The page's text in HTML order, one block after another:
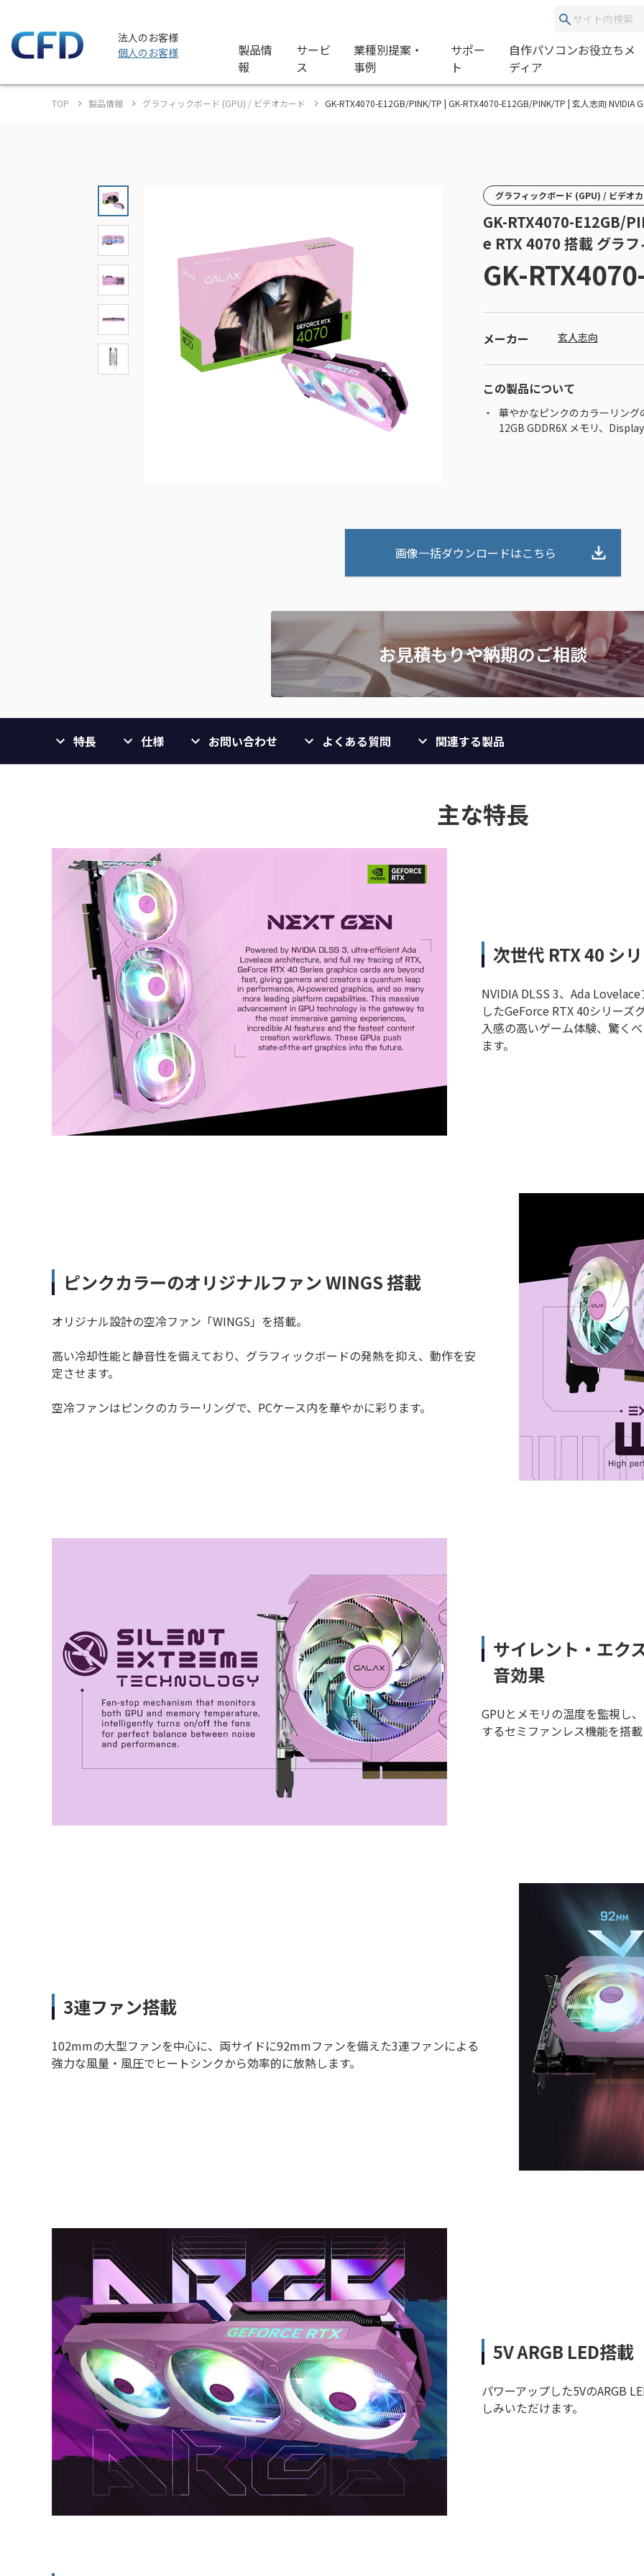
法人のお客様
個人のお客様
製品情
報
サービ
ス
業種別提案・
事例
サポー
ト
自作パソコンお役立ちメ
ディア
TOP 製品情報 グラフィックボード (GPU) / ビデオカード GK-RTX4070-E12GB/PINK/TP | GK-RTX4070-E12GB/PINK/TP | 玄人志向 NVIDIA
グラフィックボード (GPU) / ビデオ
GK-RTX4070-E12GB/
e RTX 4070 搭載 グラ
GK-
メーカー 玄人志向
この製品について
華やかなピンクのカラーリン
12GB GDDR6X メモリ、
画像一括ダウンロードはこちら
特長 仕様 お問い合わせ よくある質問 関連する製品
主な特長
次世代 RTX 40 シ
NVIDIA DLSS 3、Ada
したGeForce RTX 40シリー
入感の高いゲーム体験、驚く
ます。
ピンクカラーのオリジナルファン WINGS 搭載
オリジナル設計の空冷ファン「WINGS」を搭載。
高い冷却性能と静音性を備えており、グラフィックボードの発熱を抑え、動作を安
定させます。
空冷ファンはピンクのカラーリングで、PCケース内を華やかに彩ります。
サイレント・エク
音効果
GPUとメモリの温度を監視し
するセミファンレス機能を搭
3連ファン搭載
102mmの大型ファンを中心に、両サイドに92mmファンを備えた3連ファンによる
強力な風量・風圧でヒートシンクから効率的に放熱します。
5V ARGB LED搭載
パワーアップした5VのARGB
しみいただけます。